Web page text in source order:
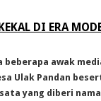
DI ERA
awak
Ulak Pandan
yang diberi nama